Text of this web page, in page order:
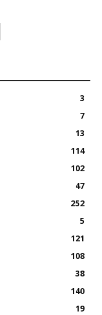
3
7
13
114
102
47
252
5
121
108
38
140
19